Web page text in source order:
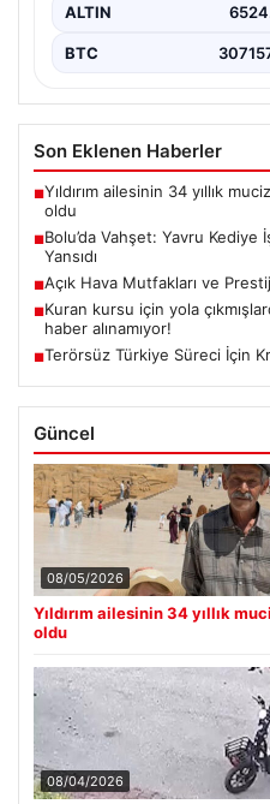
ALTIN
BTC
Son Eklenen Haberler
■Yıldırım ailesinin 34 yıllık
oldu
■Bolu’da Vahşet: Yavru
Yansıdı
■Açık Hava Mutfakları ve
■Kuran kursu için yola
haber alınamıyor!
■Terörsüz Türkiye Süreci İçin
Güncel
08/05/2026
Yıldırım ailesinin 34 yıllık
oldu
08/04/2026